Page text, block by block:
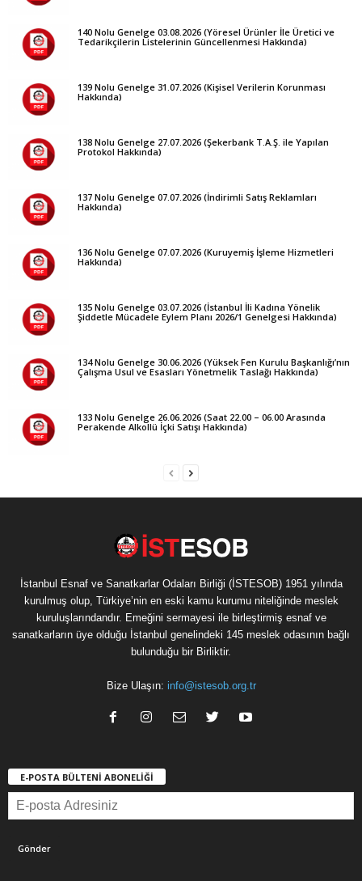
140 Nolu Genelge 03.08.2026 (Yöresel Ürünler İle Üretici ve
Tedarikçilerin Listelerinin Güncellenmesi Hakkında)
139 Nolu Genelge 31.07.2026 (Kişisel Verilerin Korunması
Hakkında)
138 Nolu Genelge 27.07.2026 (Şekerbank T.A.Ş. ile Yapılan
Protokol Hakkında)
137 Nolu Genelge 07.07.2026 (İndirimli Satış Reklamları
Hakkında)
136 Nolu Genelge 07.07.2026 (Kuruyemiş İşleme Hizmetleri
Hakkında)
135 Nolu Genelge 03.07.2026 (İstanbul İli Kadına Yönelik
Şiddetle Mücadele Eylem Planı 2026/1 Genelgesi Hakkında)
134 Nolu Genelge 30.06.2026 (Yüksek Fen Kurulu Başkanlığı’nın
Çalışma Usul ve Esasları Yönetmelik Taslağı Hakkında)
133 Nolu Genelge 26.06.2026 (Saat 22.00 – 06.00 Arasında
Perakende Alkollü İçki Satışı Hakkında)
İstanbul Esnaf ve Sanatkarlar Odaları Birliği (İSTESOB) 1951 yılında
kurulmuş olup, Türkiye’nin en eski kamu kurumu niteliğinde meslek
kuruluşlarındandır. Emeğini sermayesi ile birleştirmiş esnaf ve
sanatkarların üye olduğu İstanbul genelindeki 145 meslek odasının bağlı
bulunduğu bir Birliktir.
Bize Ulaşın: info@istesob.org.tr
E-POSTA BÜLTENİ ABONELİĞİ